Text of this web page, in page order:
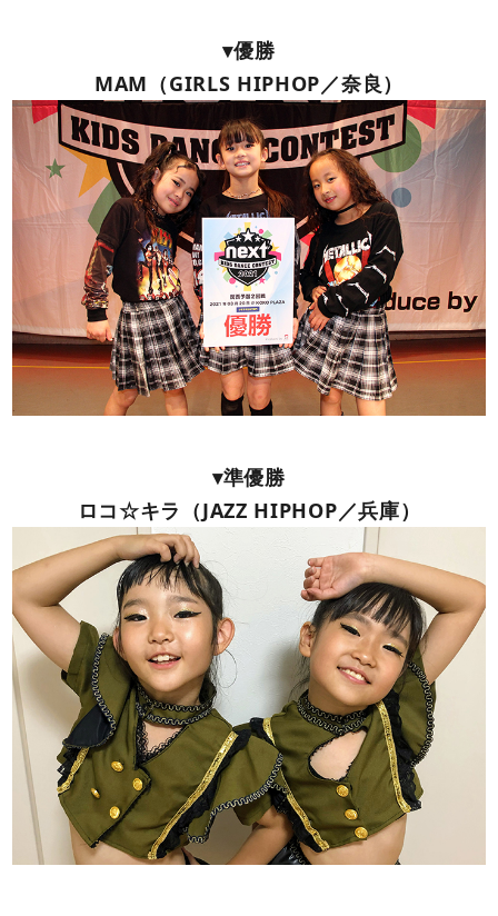
▾優勝
MAM（GIRLS HIPHOP／奈良）
▾準優勝
ロコ☆キラ（JAZZ HIPHOP／兵庫）